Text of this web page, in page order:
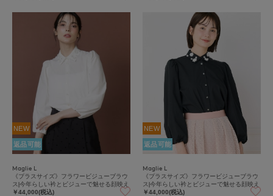
NEW
返品可能
Maglie L
《プラスサイズ》フラワービジューブラウ
ス|今年らしい衿とビジューで魅せる顔映え
￥44,000(税込)
NEW
返品可能
Maglie L
《プラスサイズ》フラワービジューブラウ
ス|今年らしい衿とビジューで魅せる顔映え
￥44,000(税込)